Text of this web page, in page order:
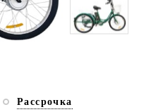
Рассрочка